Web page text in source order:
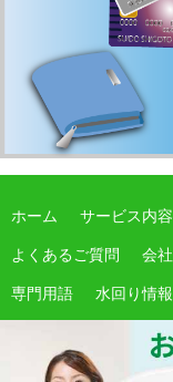
ホーム サービス内容
よくあるご質問 会
専門用語 水回り情報
期間